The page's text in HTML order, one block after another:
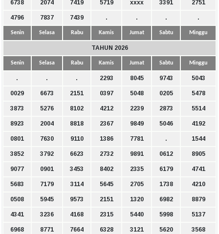
6738 2074 7419 5719 xxxx 3391 2751
4796 7837 7439 . . . .
Senin Selasa Rabu Kamis Jumat Sabtu Minggu
TAHUN 2026
Senin Selasa Rabu Kamis Jumat Sabtu Minggu
. . . 2293 8045 9743 5043
0029 6673 2151 0397 5048 0205 5478
3873 5276 8102 4212 2239 2873 5514
8923 2004 8818 2367 9849 5046 4192
0801 7630 9110 1386 7781 . 1544
3852 3792 6623 2732 9891 0612 8905
9077 0901 3453 8402 2335 6179 4741
5683 7179 3114 5645 2705 1738 4210
0508 5945 9573 2151 1320 6982 8879
4341 3236 4168 2315 5440 5998 5137
6968 8771 7664 6328 3121 5620 3568